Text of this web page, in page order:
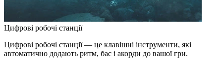
Цифрові робочі станції
Цифрові робочі станції — це клавішні інструменти, які
автоматично додають ритм, бас і акорди до вашої гри.